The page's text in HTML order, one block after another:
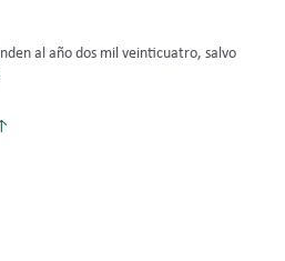
al año dos mil veinticuatro, salvo